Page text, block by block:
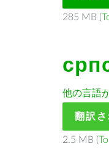
285 MB (
他の言語
翻訳
2.5 MB (